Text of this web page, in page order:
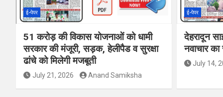
ई-पेपर
51 करोड़ की विकास योजनाओं को धामी
सरकार की मंजूरी, सड़क, हेलीपैड व सुरक्षा
ढांचे को मिलेगी मजबूती
July 21, 2026 Anand Samiksha
ई-पेपर
देहरादून
नवाचार का
July 14,